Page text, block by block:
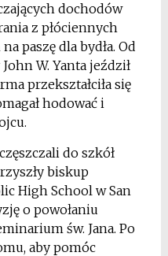
dochodów
z płóciennych
paszę dla bydła. Od
W. Yanta jeździł
przekształciła się
hodować i
do szkół
biskup
High School w San
o powołaniu
św. Jana. Po
aby pomóc